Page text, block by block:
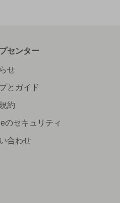
センター
せ
とガイド
約
のセキュリティ
合わせ